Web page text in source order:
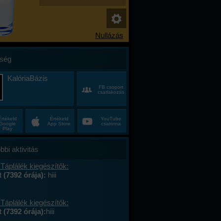
KalóriaBázis
FB csoport
csatlakozás
Play
Értékeld
App Store
YouTube
csatorna
aktivitás
kiegészítők:
(7392 órája): hiii
kiegészítők:
(7392 órája):hiii